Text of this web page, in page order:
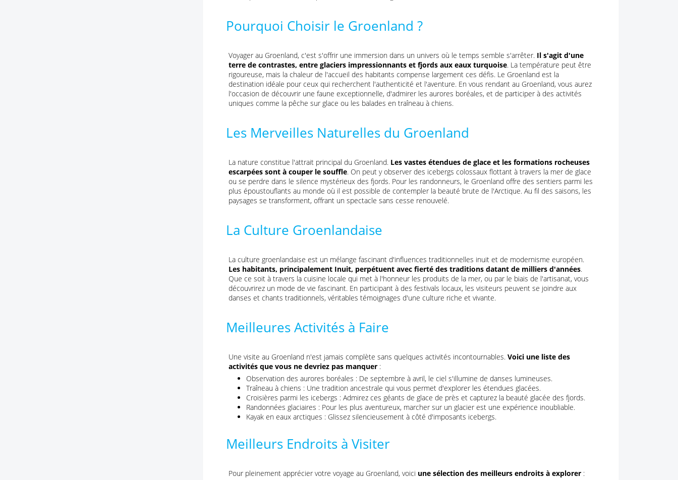
Pourquoi Choisir le Groenland ?
Voyager au Groenland, c'est s'offrir une immersion dans un univers où le temps semble s'arrêter. Il s'agit d'une
terre de contrastes, entre glaciers impressionnants et fjords aux eaux turquoise. La température peut être
rigoureuse, mais la chaleur de l'accueil des habitants compense largement ces défis. Le Groenland est la
destination idéale pour ceux qui recherchent l'authenticité et l'aventure. En vous rendant au Groenland, vous aurez
l'occasion de découvrir une faune exceptionnelle, d'admirer les aurores boréales, et de participer à des activités
uniques comme la pêche sur glace ou les balades en traîneau à chiens.
Les Merveilles Naturelles du Groenland
La nature constitue l'attrait principal du Groenland. Les vastes étendues de glace et les formations rocheuses
escarpées sont à couper le souffle. On peut y observer des icebergs colossaux flottant à travers la mer de glace
ou se perdre dans le silence mystérieux des fjords. Pour les randonneurs, le Groenland offre des sentiers parmi les
plus époustouflants au monde où il est possible de contempler la beauté brute de l'Arctique. Au fil des saisons, les
paysages se transforment, offrant un spectacle sans cesse renouvelé.
La Culture Groenlandaise
La culture groenlandaise est un mélange fascinant d'influences traditionnelles inuit et de modernisme européen.
Les habitants, principalement Inuit, perpétuent avec fierté des traditions datant de milliers d'années.
Que ce soit à travers la cuisine locale qui met à l'honneur les produits de la mer, ou par le biais de l'artisanat, vous
découvrirez un mode de vie fascinant. En participant à des festivals locaux, les visiteurs peuvent se joindre aux
danses et chants traditionnels, véritables témoignages d'une culture riche et vivante.
Meilleures Activités à Faire
Une visite au Groenland n'est jamais complète sans quelques activités incontournables. Voici une liste des
activités que vous ne devriez pas manquer :
Observation des aurores boréales : De septembre à avril, le ciel s'illumine de danses lumineuses.
Traîneau à chiens : Une tradition ancestrale qui vous permet d'explorer les étendues glacées.
Croisières parmi les icebergs : Admirez ces géants de glace de près et capturez la beauté glacée des fjords.
Randonnées glaciaires : Pour les plus aventureux, marcher sur un glacier est une expérience inoubliable.
Kayak en eaux arctiques : Glissez silencieusement à côté d'imposants icebergs.
Meilleurs Endroits à Visiter
Pour pleinement apprécier votre voyage au Groenland, voici une sélection des meilleurs endroits à explorer :